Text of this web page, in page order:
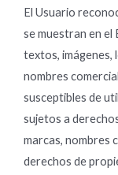
El Usuario
se muestran en el
textos, imágenes,
nombres
susceptibles de
sujetos a
marcas, nombres
derechos de